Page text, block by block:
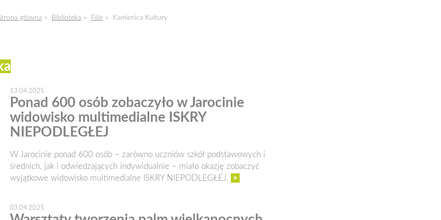
główna Biblioteka Filie Kamienica Kultury
13.04.2025
Ponad 600 osób zobaczyło w Jarocinie
widowisko multimedialne ISKRY
NIEPODLEGŁEJ
W Jarocinie ponad 600 osób – zarówno uczniów szkół podstawowych i
średnich, jak i odwiedzających indywidualnie – miało okazję zobaczyć
wyjątkowe widowisko multimedialne ISKRY NIEPODLEGŁEJ.
»
03.04.2025